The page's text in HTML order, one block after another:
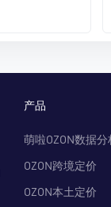
产品
萌啦OZON数据分
OZON跨境定价
OZON本土定价